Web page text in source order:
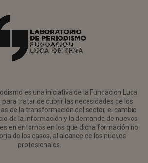
es una iniciativa de la Fundación Luca
para tratar de cubrir las necesidades de los
de la transformación del sector, el cambio
de la información y la demanda de nuevos
en entornos en los que dicha formación no
de los casos, al alcance de los nuevos
profesionales.